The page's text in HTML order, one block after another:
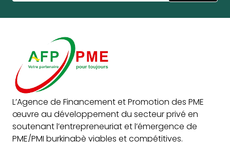
L’Agence de Financement et Promotion des PME
œuvre au développement du secteur privé en
soutenant l’entrepreneuriat et l’émergence de
PME/PMI burkinabè viables et compétitives.